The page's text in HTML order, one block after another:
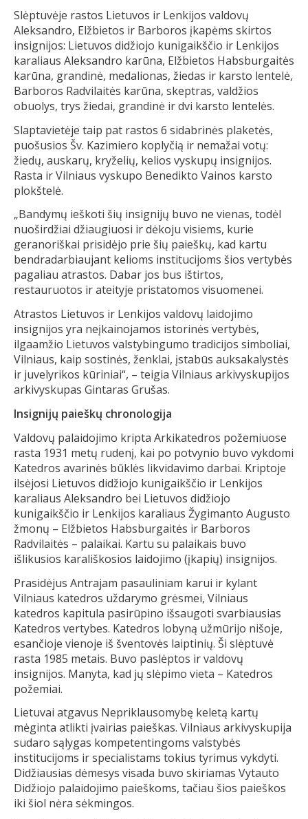
Slėptuvėje rastos Lietuvos ir Lenkijos valdovų
Aleksandro, Elžbietos ir Barboros įkapėms skirtos
insignijos: Lietuvos didžiojo kunigaikščio ir Lenkijos
karaliaus Aleksandro karūna, Elžbietos Habsburgaitės
karūna, grandinė, medalionas, žiedas ir karsto lentelė,
Barboros Radvilaitės karūna, skeptras, valdžios
obuolys, trys žiedai, grandinė ir dvi karsto lentelės.
Slaptavietėje taip pat rastos 6 sidabrinės plaketės,
puošusios Šv. Kazimiero koplyčią ir nemažai votų:
žiedų, auskarų, kryželių, kelios vyskupų insignijos.
Rasta ir Vilniaus vyskupo Benedikto Vainos karsto
plokštelė.
„Bandymų ieškoti šių insignijų buvo ne vienas, todėl
nuoširdžiai džiaugiuosi ir dėkoju visiems, kurie
geranoriškai prisidėjo prie šių paieškų, kad kartu
bendradarbiaujant kelioms institucijoms šios vertybės
pagaliau atrastos. Dabar jos bus ištirtos,
restauruotos ir ateityje pristatomos visuomenei.
Atrastos Lietuvos ir Lenkijos valdovų laidojimo
insignijos yra neįkainojamos istorinės vertybės,
ilgaamžio Lietuvos valstybingumo tradicijos simboliai,
Vilniaus, kaip sostinės, ženklai, įstabūs auksakalystės
ir juvelyrikos kūriniai“, – teigia Vilniaus arkivyskupijos
arkivyskupas Gintaras Grušas.
Insignijų paieškų chronologija
Valdovų palaidojimo kripta Arkikatedros požemiuose
rasta 1931 metų rudenį, kai po potvynio buvo vykdomi
Katedros avarinės būklės likvidavimo darbai. Kriptoje
ilsėjosi Lietuvos didžiojo kunigaikščio ir Lenkijos
karaliaus Aleksandro bei Lietuvos didžiojo
kunigaikščio ir Lenkijos karaliaus Žygimanto Augusto
žmonų – Elžbietos Habsburgaitės ir Barboros
Radvilaitės – palaikai. Kartu su palaikais buvo
išlikusios karališkosios laidojimo (įkapių) insignijos.
Prasidėjus Antrajam pasauliniam karui ir kylant
Vilniaus katedros uždarymo grėsmei, Vilniaus
katedros kapitula pasirūpino išsaugoti svarbiausias
Katedros vertybes. Katedros lobyną užmūrijo nišoje,
esančioje vienoje iš šventovės laiptinių. Ši slėptuvė
rasta 1985 metais. Buvo paslėptos ir valdovų
insignijos. Manyta, kad jų slėpimo vieta – Katedros
požemiai.
Lietuvai atgavus Nepriklausomybę keletą kartų
mėginta atlikti įvairias paieškas. Vilniaus arkivyskupija
sudaro sąlygas kompetentingoms valstybės
institucijoms ir specialistams tokius tyrimus vykdyti.
Didžiausias dėmesys visada buvo skiriamas Vytauto
Didžiojo palaidojimo paieškoms, tačiau šios paieškos
iki šiol nėra sėkmingos.